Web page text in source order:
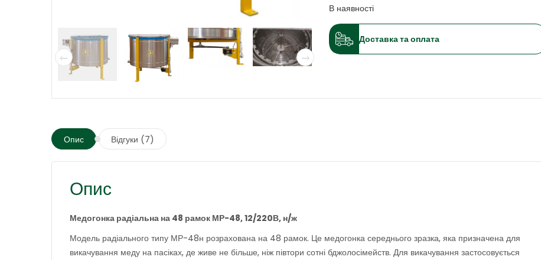
В наявності
Доставка та оплата
Опис Відгуки (7)
Опис
Медогонка радіальна на 48 рамок МР-48, 12/220В, н/ж
Модель радіального типу МР-48н розрахована на 48 рамок. Це медогонка середнього зразка, яка призначена для
викачування меду на пасіках, де живе не більше, ніж півтори сотні бджолосімейств. Для викачування застосовується